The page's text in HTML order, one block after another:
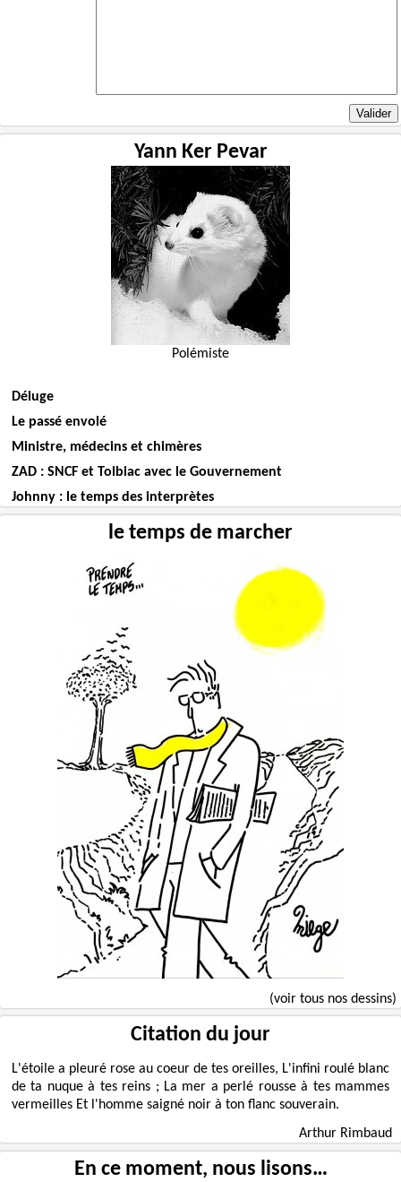
Yann Ker Pevar
Polémiste
Déluge
Le passé envolé
Ministre, médecins et chimères
ZAD : SNCF et Tolbiac avec le Gouvernement
Johnny : le temps des interprètes
le temps de marcher
(voir tous nos dessins)
Citation du jour
L'étoile a pleuré rose au coeur de tes oreilles, L'infini roulé blanc
de ta nuque à tes reins ; La mer a perlé rousse à tes mammes
vermeilles Et l'homme saigné noir à ton flanc souverain.
Arthur Rimbaud
En ce moment, nous lisons…